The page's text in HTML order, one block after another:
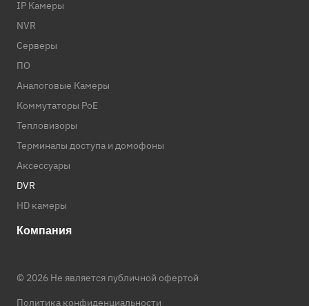
IP Камеры
NVR
Серверы
ПО
Аналоговые Камеры
Коммутаторы PoE
Тепловизоры
Терминалы доступа и домофоны
Аксессуары
DVR
HD камеры
Компания
© 2026 Не является публичной офертой
Политика конфиденциальности